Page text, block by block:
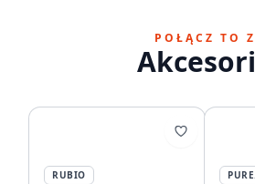
POŁĄCZ TO Z
RUBIO